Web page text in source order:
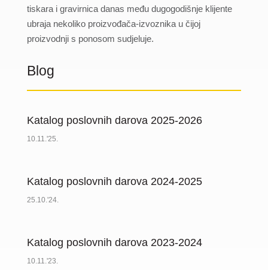
tiskara i gravirnica danas među dugogodišnje klijente
ubraja nekoliko proizvođača-izvoznika u čijoj
proizvodnji s ponosom sudjeluje.
Blog
Katalog poslovnih darova 2025-2026
10.11.'25.
Katalog poslovnih darova 2024-2025
25.10.'24.
Katalog poslovnih darova 2023-2024
10.11.'23.